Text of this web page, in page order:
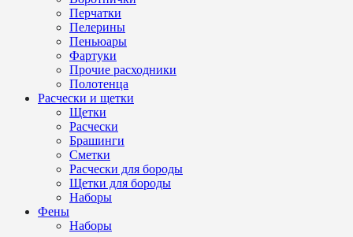
Перчатки
Пелерины
Пеньюары
Фартуки
Прочие расходники
Полотенца
Расчески и щетки
Щетки
Расчески
Брашинги
Сметки
Расчески для бороды
Щетки для бороды
Наборы
Фены
Наборы